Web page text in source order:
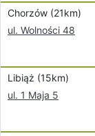
Chorzów (21km)
ul. Wolności 48
Libiąż (15km)
ul. 1 Maja 5